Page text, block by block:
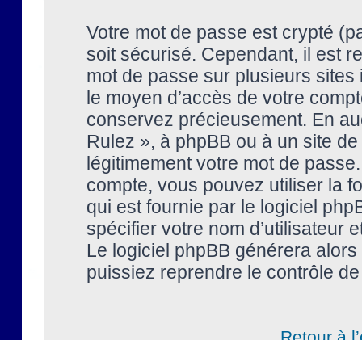
Votre mot de passe est crypté
soit sécurisé. Cependant, il est
mot de passe sur plusieurs
le moyen d’accès de votre
conservez précieusement. En
Rulez », à phpBB ou à un site
légitimement votre mot de
compte, vous pouvez utiliser la
qui est fournie par le logiciel
spécifier votre nom d’utilisateur
Le logiciel phpBB générera
puissiez reprendre le contrôle